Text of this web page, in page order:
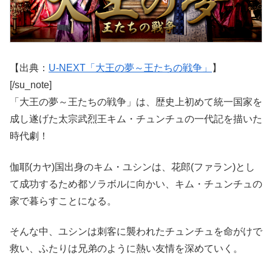
【出典： U-NEXT「大王の夢～王たちの戦争」
】
[/su_note]
「大王の夢～王たちの戦争」は、歴史上初めて統一国家を
成し遂げた太宗武烈王キム・チュンチュの一代記を描いた
時代劇！
伽耶(カヤ)国出身のキム・ユシンは、花郎(ファラン)とし
て成功するため都ソラボルに向かい、キム・チュンチュの
家で暮らすことになる。
そんな中、ユシンは刺客に襲われたチュンチュを命がけで
救い、ふたりは兄弟のように熱い友情を深めていく。